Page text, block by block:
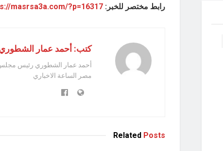
رابط مختصر للخبر: masrsa3a.com/?p=16317
كتب: أحمد عمار
أحمد عمار الشطوري رئيس مجلس
مصر الساعة الاخباري
Related Posts